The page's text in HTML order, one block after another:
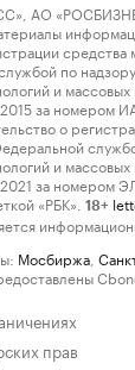
АО
по
и
за номером
о
и
за номером
«РБК».
18+
Мосбиржа
прав